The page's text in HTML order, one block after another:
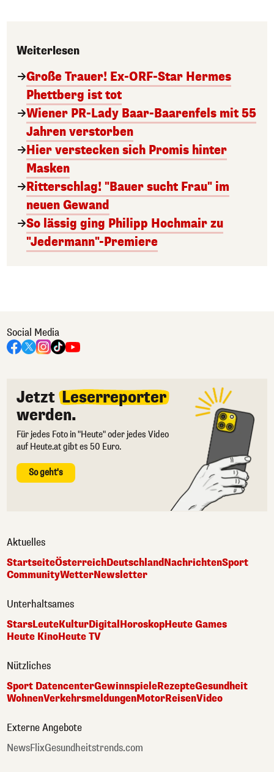
Weiterlesen
Große Trauer! Ex-ORF-Star Hermes
Phettberg ist tot
Wiener PR-Lady Baar-Baarenfels mit 55
Jahren verstorben
Hier verstecken sich Promis hinter
Masken
Ritterschlag! "Bauer sucht Frau" im
neuen Gewand
So lässig ging Philipp Hochmair zu
"Jedermann"-Premiere
Social Media
Jetzt Leserreporter
werden.
Für jedes Foto in "Heute" oder jedes Video
auf Heute.at gibt es 50 Euro.
So geht's
Aktuelles
StartseiteÖsterreichDeutschlandNachrichtenSport
CommunityWetterNewsletter
Unterhaltsames
StarsLeuteKulturDigitalHoroskopHeute Games
Heute KinoHeute TV
Nützliches
Sport DatencenterGewinnspieleRezepteGesundheit
WohnenVerkehrsmeldungenMotorReisenVideo
Externe Angebote
NewsFlixGesundheitstrends.com